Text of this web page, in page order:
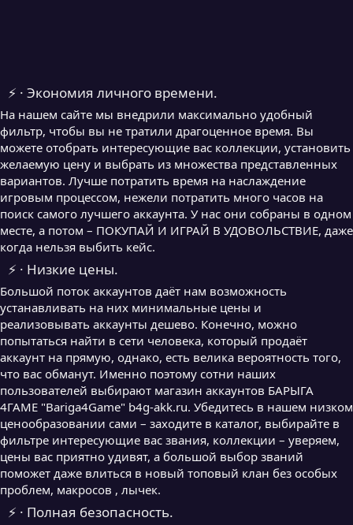
⚡ · Экономия личного времени.
На нашем сайте мы внедрили максимально удобный
фильтр, чтобы вы не тратили драгоценное время. Вы
можете отобрать интересующие вас коллекции, установить
желаемую цену и выбрать из множества представленных
вариантов. Лучше потратить время на наслаждение
игровым процессом, нежели потратить много часов на
поиск самого лучшего аккаунта. У нас они собраны в одном
месте, а потом – ПОКУПАЙ И ИГРАЙ В УДОВОЛЬСТВИЕ, даже
когда нельзя выбить кейс.
⚡ · Низкие цены.
Большой поток аккаунтов даёт нам возможность
устанавливать на них минимальные цены и
реализовывать аккаунты дешево. Конечно, можно
попытаться найти в сети человека, который продаёт
аккаунт на прямую, однако, есть велика вероятность того,
что вас обманут. Именно поэтому сотни наших
пользователей выбирают магазин аккаунтов БАРЫГА
4ГАМЕ "Bariga4Game" b4g-akk.ru. Убедитесь в нашем низком
ценообразовании сами – заходите в каталог, выбирайте в
фильтре интересующие вас звания, коллекции – уверяем,
цены вас приятно удивят, а большой выбор званий
поможет даже влиться в новый топовый клан без особых
проблем, макросов , лычек.
⚡ · Полная безопасность.